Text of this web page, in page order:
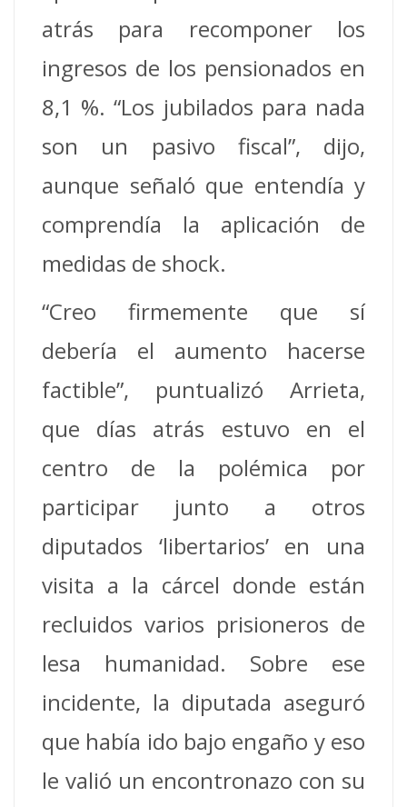
atrás para recomponer los
ingresos de los pensionados en
8,1 %. “Los jubilados para nada
son un pasivo fiscal”, dijo,
aunque señaló que entendía y
comprendía la aplicación de
medidas de shock.
“Creo firmemente que sí
debería el aumento hacerse
factible”, puntualizó Arrieta,
que días atrás estuvo en el
centro de la polémica por
participar junto a otros
diputados ‘libertarios’ en una
visita a la cárcel donde están
recluidos varios prisioneros de
lesa humanidad. Sobre ese
incidente, la diputada aseguró
que había ido bajo engaño y eso
le valió un encontronazo con su